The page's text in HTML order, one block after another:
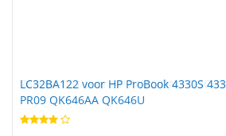
LC32BA122 voor HP ProBook 4330S
PR09 QK646AA QK646U